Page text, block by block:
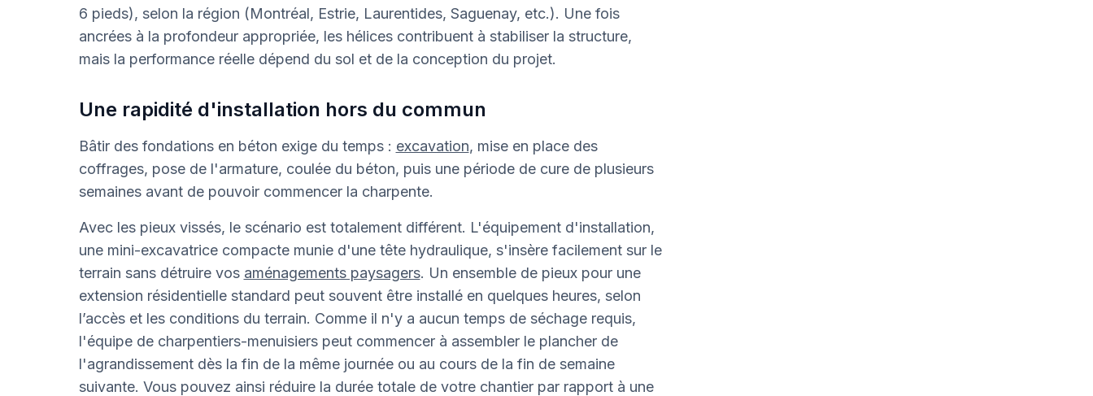
6 pieds), selon la région (Montréal, Estrie, Laurentides, Saguenay, etc.). Une fois
ancrées à la profondeur appropriée, les hélices contribuent à stabiliser la structure,
mais la performance réelle dépend du sol et de la conception du projet.
Une rapidité d'installation hors du commun
Bâtir des fondations en béton exige du temps : excavation, mise en place des
coffrages, pose de l'armature, coulée du béton, puis une période de cure de plusieurs
semaines avant de pouvoir commencer la charpente.
Avec les pieux vissés, le scénario est totalement différent. L'équipement d'installation,
une mini-excavatrice compacte munie d'une tête hydraulique, s'insère facilement sur le
terrain sans détruire vos aménagements paysagers. Un ensemble de pieux pour une
extension résidentielle standard peut souvent être installé en quelques heures, selon
l’accès et les conditions du terrain. Comme il n'y a aucun temps de séchage requis,
l'équipe de charpentiers-menuisiers peut commencer à assembler le plancher de
l'agrandissement dès la fin de la même journée ou au cours de la fin de semaine
suivante. Vous pouvez ainsi réduire la durée totale de votre chantier par rapport à une